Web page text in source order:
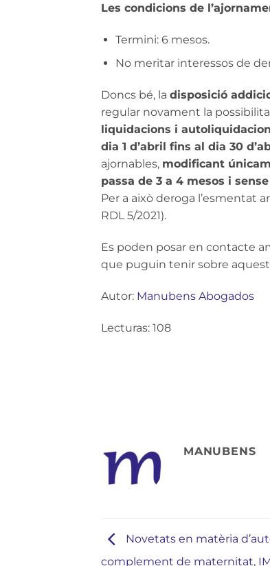
Les condicions de
Termini: 6 mesos.
No meritar interessos de
Doncs bé, la disposició
regular novament la
liquidacions i
dia 1 d’abril fins al dia 30
ajornables, modificant
passa de 3 a 4 mesos i
Per a això deroga l’esmentat
RDL 5/2021).
Es poden posar en contacte
que puguin tenir sobre
Autor: Manubens Abogados
Lecturas: 108
MANUBENS
Novetats en matèria
complement de maternitat,